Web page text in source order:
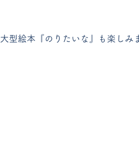
大型絵本『のりたいな』も楽しみ